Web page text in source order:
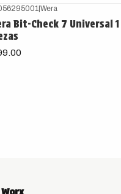
|Wera
Bit-Check 7 Universal